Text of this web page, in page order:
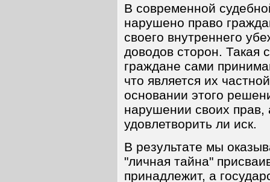
В современной
нарушено право
своего внутреннего
доводов сторон. Такая
граждане сами
что является их
основании этого
нарушении своих прав,
удовлетворить ли иск.
В результате мы
"личная тайна"
принадлежит, а